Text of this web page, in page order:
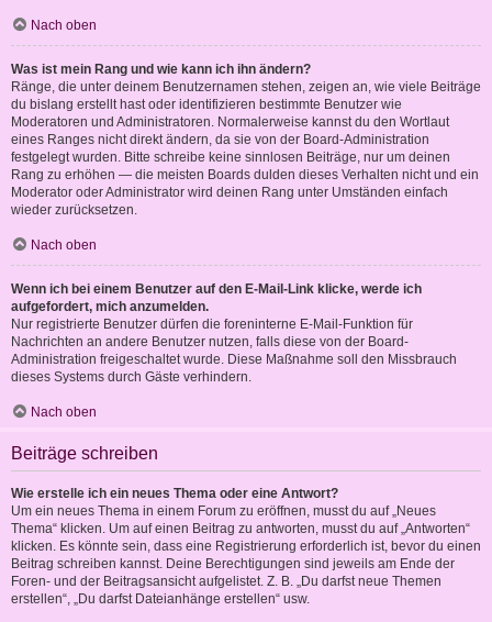
Nach oben
Was ist mein Rang und wie kann ich ihn ändern?
Ränge, die unter deinem Benutzernamen stehen, zeigen an, wie viele Beiträge
du bislang erstellt hast oder identifizieren bestimmte Benutzer wie
Moderatoren und Administratoren. Normalerweise kannst du den Wortlaut
eines Ranges nicht direkt ändern, da sie von der Board-Administration
festgelegt wurden. Bitte schreibe keine sinnlosen Beiträge, nur um deinen
Rang zu erhöhen — die meisten Boards dulden dieses Verhalten nicht und ein
Moderator oder Administrator wird deinen Rang unter Umständen einfach
wieder zurücksetzen.
Nach oben
Wenn ich bei einem Benutzer auf den E-Mail-Link klicke, werde ich
aufgefordert, mich anzumelden.
Nur registrierte Benutzer dürfen die foreninterne E-Mail-Funktion für
Nachrichten an andere Benutzer nutzen, falls diese von der Board-
Administration freigeschaltet wurde. Diese Maßnahme soll den Missbrauch
dieses Systems durch Gäste verhindern.
Nach oben
Beiträge schreiben
Wie erstelle ich ein neues Thema oder eine Antwort?
Um ein neues Thema in einem Forum zu eröffnen, musst du auf „Neues
Thema“ klicken. Um auf einen Beitrag zu antworten, musst du auf „Antworten“
klicken. Es könnte sein, dass eine Registrierung erforderlich ist, bevor du einen
Beitrag schreiben kannst. Deine Berechtigungen sind jeweils am Ende der
Foren- und der Beitragsansicht aufgelistet. Z. B. „Du darfst neue Themen
erstellen“, „Du darfst Dateianhänge erstellen“ usw.